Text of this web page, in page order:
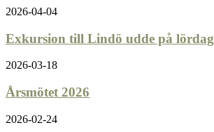
2026-04-04
Exkursion till Lindö udde på lördag
2026-03-18
Årsmötet 2026
2026-02-24